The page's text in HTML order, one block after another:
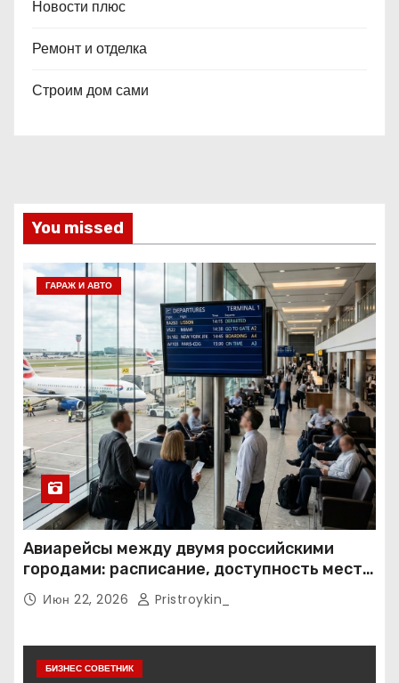
Новости плюс
Ремонт и отделка
Строим дом сами
You missed
ГАРАЖ И АВТО
Авиарейсы между двумя российскими
городами: расписание, доступность мест и
тарифные условия
Июн 22, 2026 Pristroykin_
БИЗНЕС СОВЕТНИК